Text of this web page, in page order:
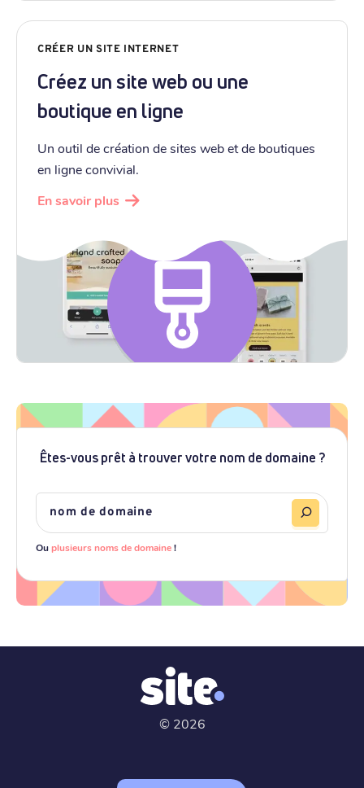
CRÉER UN SITE INTERNET
Créez un site web ou une
boutique en ligne
Un outil de création de sites web et de boutiques
en ligne convivial.
En savoir plus
Êtes-vous prêt à trouver votre nom de domaine ?
Ouplusieurs noms de domaine!
© 2026